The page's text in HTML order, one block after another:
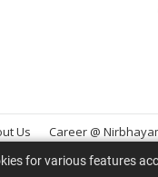
Us Career @
for various features